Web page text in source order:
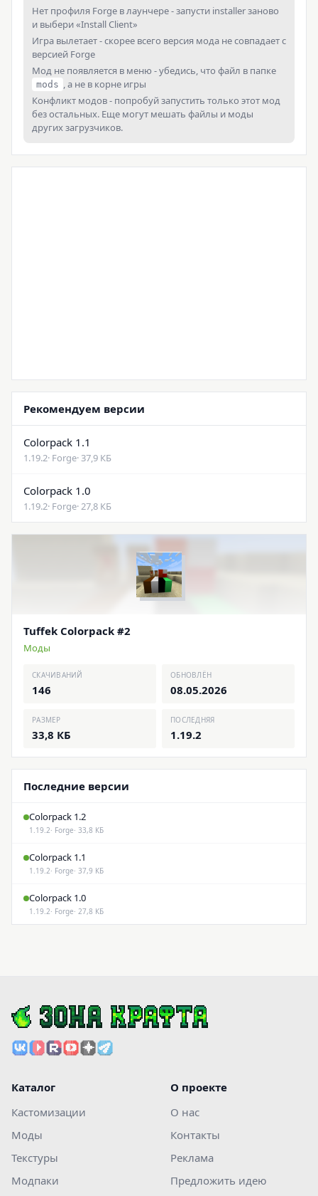
Нет профиля Forge в лаунчере - запусти installer заново
и выбери «Install Client»
Игра вылетает - скорее всего версия мода не совпадает с
версией Forge
Мод не появляется в меню - убедись, что файл в папке
mods , а не в корне игры
Конфликт модов - попробуй запустить только этот мод
без остальных. Еще могут мешать файлы и моды
других загрузчиков.
Рекомендуем версии
Colorpack 1.1
1.19.2· Forge· 37,9 КБ
Colorpack 1.0
1.19.2· Forge· 27,8 КБ
Tuffek Colorpack #2
Моды
СКАЧИВАНИЙ
146
ОБНОВЛЁН
08.05.2026
РАЗМЕР
33,8 КБ
ПОСЛЕДНЯЯ
1.19.2
Последние версии
Colorpack 1.2
1.19.2· Forge· 33,8 КБ
Colorpack 1.1
1.19.2· Forge· 37,9 КБ
Colorpack 1.0
1.19.2· Forge· 27,8 КБ
Каталог
Кастомизации
Моды
Текстуры
Модпаки
О проекте
О нас
Контакты
Реклама
Предложить идею